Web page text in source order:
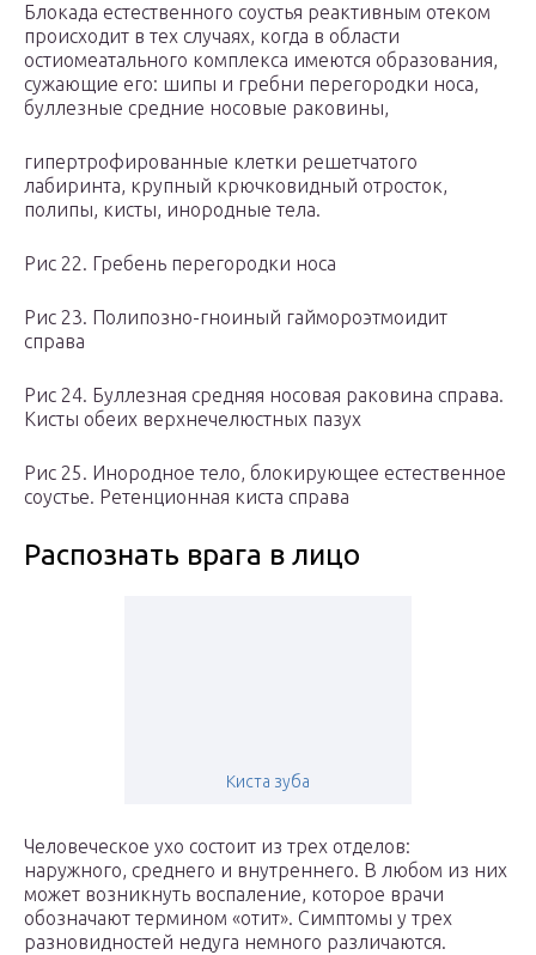
Блокада естественного соустья реактивным отеком
происходит в тех случаях, когда в области
остиомеатального комплекса имеются образования,
сужающие его: шипы и гребни перегородки носа,
буллезные средние носовые раковины,
гипертрофированные клетки решетчатого
лабиринта, крупный крючковидный отросток,
полипы, кисты, инородные тела.
Рис 22. Гребень перегородки носа
Рис 23. Полипозно-гноиный гаймороэтмоидит
справа
Рис 24. Буллезная средняя носовая раковина справа.
Кисты обеих верхнечелюстных пазух
Рис 25. Инородное тело, блокирующее естественное
соустье. Ретенционная киста справа
Распознать врага в лицо
Киста зуба
Человеческое ухо состоит из трех отделов:
наружного, среднего и внутреннего. В любом из них
может возникнуть воспаление, которое врачи
обозначают термином «отит». Симптомы у трех
разновидностей недуга немного различаются.